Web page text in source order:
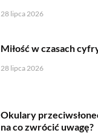
28 lipca 2026
Miłość w czasach
28 lipca 2026
Okulary
na co zwrócić uwagę?